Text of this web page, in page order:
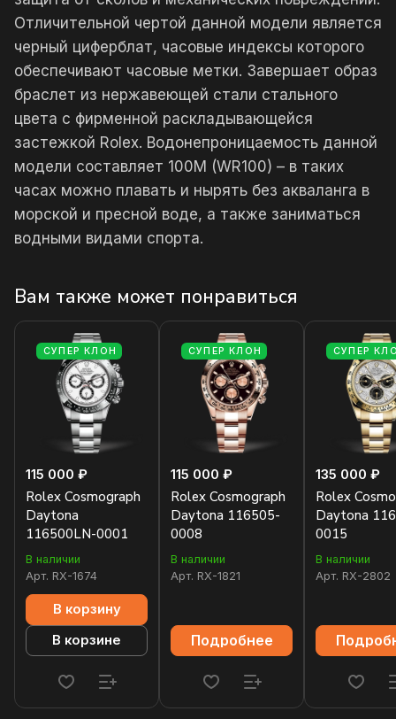
Отличительной чертой данной модели является
черный циферблат, часовые индексы которого
обеспечивают часовые метки. Завершает образ
браслет из нержавеющей стали стального
цвета с фирменной раскладывающейся
застежкой Rolex. Водонепроницаемость данной
модели составляет 100М (WR100) – в таких
часах можно плавать и нырять без акваланга в
морской и пресной воде, а также заниматься
водными видами спорта.
Вам также может понравиться
СУПЕР КЛОН
115 000 ₽
Rolex Cosmograph
Daytona
116500LN-0001
В наличии
Арт. RX-1674
В корзину
В корзине
СУПЕР КЛОН
115 000 ₽
Rolex Cosmograph
Daytona 116505-
0008
В наличии
Арт. RX-1821
Подробнее
СУПЕР
135 000 ₽
Rolex
Daytona
0015
В наличии
Арт. RX-2802